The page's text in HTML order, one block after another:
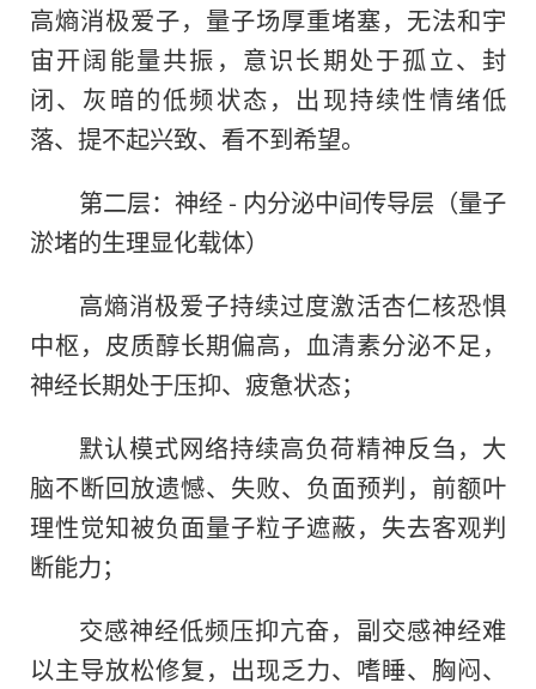
高熵消极爱子，量子场厚重堵塞，无法和宇
宙开阔能量共振，意识长期处于孤立、封
闭、灰暗的低频状态，出现持续性情绪低
落、提不起兴致、看不到希望。
第二层：神经 - 内分泌中间传导层（量子
淤堵的生理显化载体）
高熵消极爱子持续过度激活杏仁核恐惧
中枢，皮质醇长期偏高，血清素分泌不足，
神经长期处于压抑、疲惫状态；
默认模式网络持续高负荷精神反刍，大
脑不断回放遗憾、失败、负面预判，前额叶
理性觉知被负面量子粒子遮蔽，失去客观判
断能力；
交感神经低频压抑亢奋，副交感神经难
以主导放松修复，出现乏力、嗜睡、胸闷、